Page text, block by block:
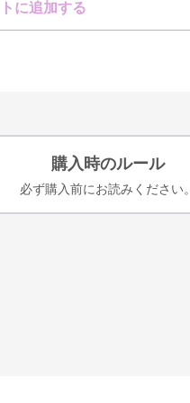
に追加する
購入時のルール
必ず購入前にお読みください。